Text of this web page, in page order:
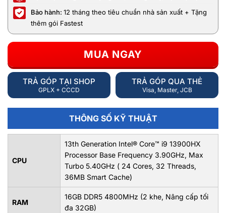
Bảo hành: 12 tháng theo tiêu chuẩn nhà sản xuất + Tặng
thêm gói Fastest
MUA NGAY
TRẢ GÓP TẠI SHOP
GPLX + CCCD
TRẢ GÓP QUA THẺ
Visa, Master, JCB
THÔNG SỐ KỸ THUẬT
CPU
13th Generation Intel® Core™ i9 13900HX
Processor Base Frequency 3.90GHz, Max
Turbo 5.40GHz ( 24 Cores, 32 Threads,
36MB Smart Cache)
RAM
16GB DDR5 4800MHz (2 khe, Nâng cấp tối
đa 32GB)